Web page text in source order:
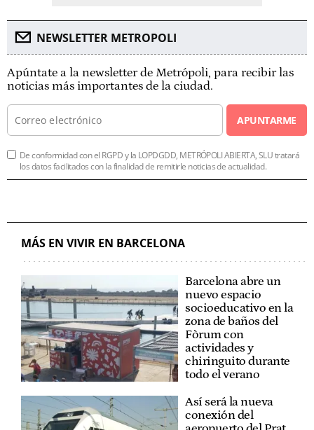
NEWSLETTER METROPOLI
Apúntate a la newsletter de Metrópoli, para recibir las
noticias más importantes de la ciudad.
APUNTARME
De conformidad con el RGPD y la LOPDGDD, METRÓPOLI ABIERTA, SLU tratará
los datos facilitados con la finalidad de remitirle noticias de actualidad.
MÁS EN VIVIR EN BARCELONA
Barcelona abre un
nuevo espacio
socioeducativo en la
zona de baños del
Fòrum con
actividades y
chiringuito durante
todo el verano
Así será la nueva
conexión del